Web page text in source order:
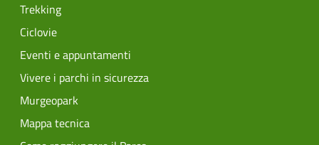
Trekking
Ciclovie
Eventi e appuntamenti
Vivere i parchi in sicurezza
Murgeopark
Mappa tecnica